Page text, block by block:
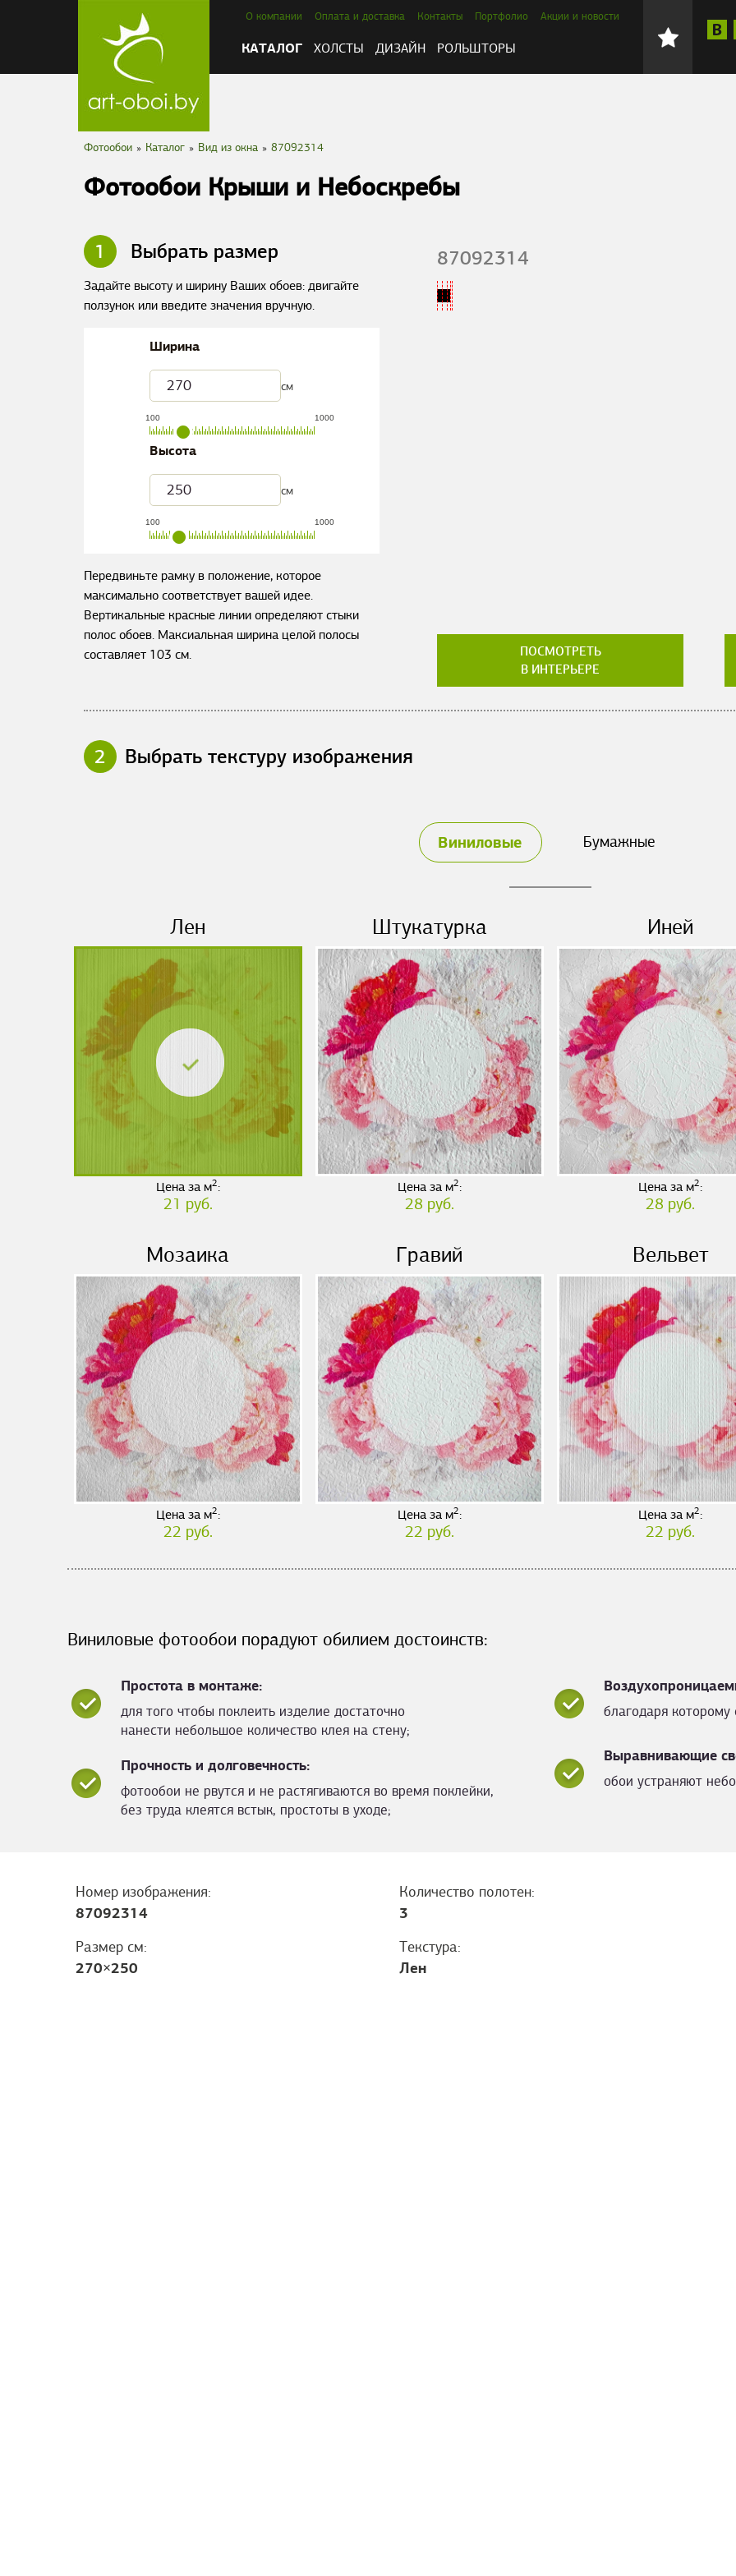
О компании Оплата и доставка Контакты Портфолио Акции и новости
КАТАЛОГ ХОЛСТЫ ДИЗАЙН РОЛЬШТОРЫ
Фотообои » Каталог » Вид из окна » 87092314
Фотообои Крыши и Небоскребы
1 Выбрать размер
Задайте высоту и ширину Ваших обоев: двигайте
ползунок или введите значения вручную.
Ширина
см
100 1000
Высота
см
100 1000
Передвиньте рамку в положение, которое
максимально соответствует вашей идее.
Вертикальные красные линии определяют стыки
полос обоев. Максиальная ширина целой полосы
составляет 103 см.
87092314
ПОСМОТРЕТЬ
В ИНТЕРЬЕРЕ
2 Выбрать текстуру изображения
Виниловые Бумажные
Лен
Цена за м2:
21 руб.
Штукатурка
Цена за м2:
28 руб.
Иней
Цена за м2:
28 руб.
Мозаика
Цена за м2:
22 руб.
Гравий
Цена за м2:
22 руб.
Вельвет
Цена за м2:
22 руб.
Виниловые фотообои порадуют обилием достоинств:
Простота в монтаже:
для того чтобы поклеить изделие достаточно
нанести небольшое количество клея на стену;
благодаря
Выравнивающие
обои устраняют
Прочность и долговечность:
фотообои не рвутся и не растягиваются во время поклейки,
без труда клеятся встык, простоты в уходе;
Номер изображения:
87092314
Количество полотен:
3
Размер см:
270×250
Текстура:
Лен